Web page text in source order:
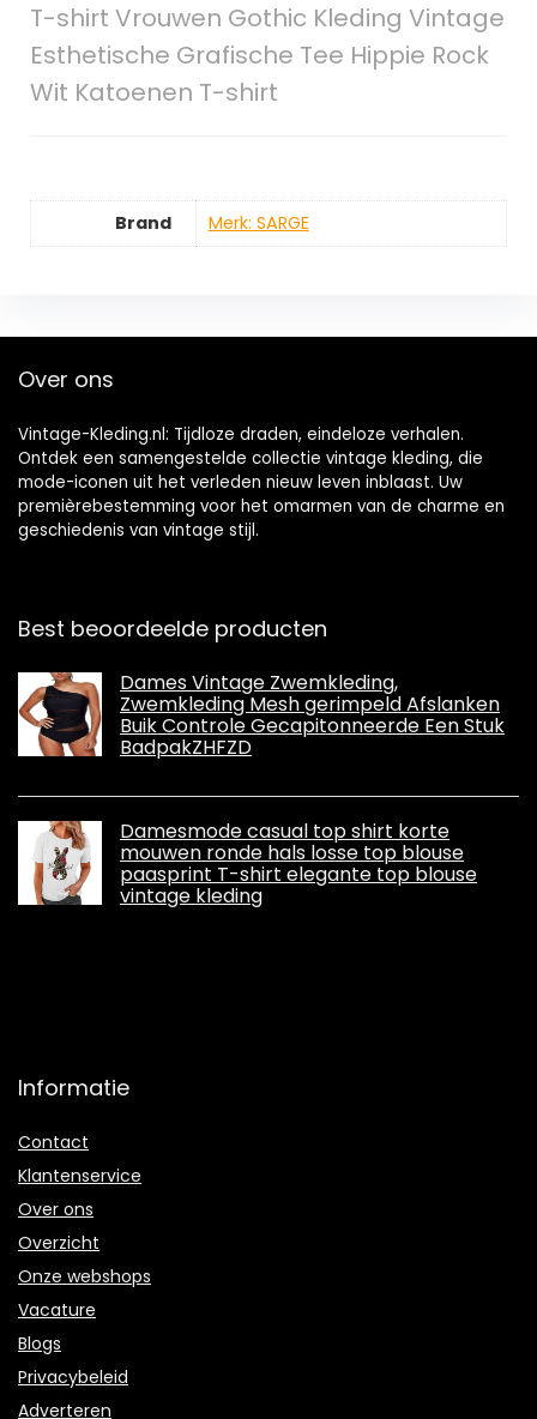
T-shirt Vrouwen Gothic Kleding Vintage
Esthetische Grafische Tee Hippie Rock
Wit Katoenen T-shirt
Brand Merk: SARGE
Over ons
Vintage-Kleding.nl: Tijdloze draden, eindeloze verhalen.
Ontdek een samengestelde collectie vintage kleding, die
mode-iconen uit het verleden nieuw leven inblaast. Uw
premièrebestemming voor het omarmen van de charme en
geschiedenis van vintage stijl.
Best beoordeelde producten
Dames Vintage Zwemkleding,
Zwemkleding Mesh gerimpeld Afslanken
Buik Controle Gecapitonneerde Een Stuk
BadpakZHFZD
Damesmode casual top shirt korte
mouwen ronde hals losse top blouse
paasprint T-shirt elegante top blouse
vintage kleding
Informatie
Contact
Klantenservice
Over ons
Overzicht
Onze webshops
Vacature
Blogs
Privacybeleid
Adverteren